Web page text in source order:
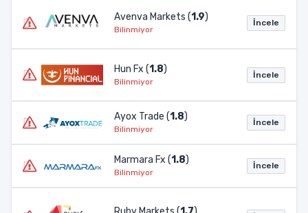
Avenva Markets (1.9)
Bilinmiyor
İncele
Hun Fx (1.8)
Bilinmiyor
İncele
Ayox Trade (1.8)
Bilinmiyor
İncele
Marmara Fx (1.8)
Bilinmiyor
İncele